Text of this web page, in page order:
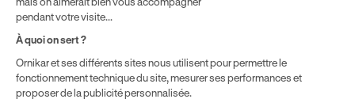
de nos Conditions Générales de Vente
⁵ Montant du financement CPF variable selon les droits acquis
par chaque bénéficiaire. Exemple donné pour un titulaire
solde disponible sur le Compte Personnel de Formation et du
prix de la formation choisie.
pendant votre visite...
À quoi on sert ?
Ornikar et ses différents sites nous utilisent pour permettre le
fonctionnement technique du site, mesurer ses performances et
proposer de la publicité personnalisée.